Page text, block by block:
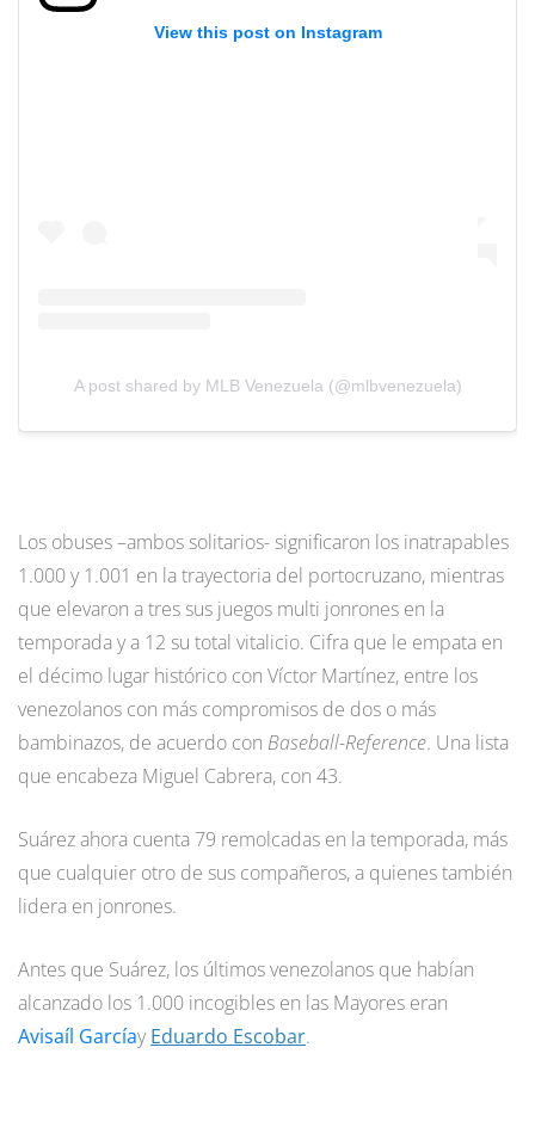
View this post on Instagram
A post shared by MLB Venezuela (@mlbvenezuela)
Los obuses –ambos solitarios- significaron los inatrapables
1.000 y 1.001 en la trayectoria del portocruzano, mientras
que elevaron a tres sus juegos multi jonrones en la
temporada y a 12 su total vitalicio. Cifra que le empata en
el décimo lugar histórico con Víctor Martínez, entre los
venezolanos con más compromisos de dos o más
bambinazos, de acuerdo con Baseball-Reference. Una lista
que encabeza Miguel Cabrera, con 43.
Suárez ahora cuenta 79 remolcadas en la temporada, más
que cualquier otro de sus compañeros, a quienes también
lidera en jonrones.
Antes que Suárez, los últimos venezolanos que habían
alcanzado los 1.000 incogibles en las Mayores eran
Avisaíl GarcíayEduardo Escobar.